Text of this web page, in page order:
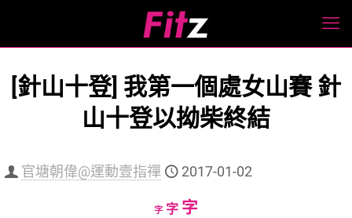
[針山十登] 我第一個處女山賽 針
山十登以拗柴終結
官塘朝偉@運動壹指禪 2017-01-02
字Decrease
字Reset
字Increase